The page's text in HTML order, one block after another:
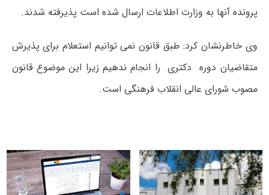
پرونده آنها به وزارت اطلاعات ارسال شده است پذیرفته شدند.
وی خاطرنشان کرد: طبق قانون نمی توانیم استعلام برای پذیرش
متقاضیان دوره دکتری را انجام ندهیم زیرا این موضوع قانون
مصوب شورای عالی انقلاب فرهنگی است.